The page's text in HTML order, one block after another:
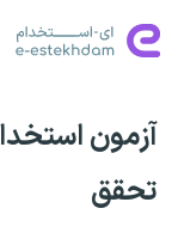
آزمون
تحقق